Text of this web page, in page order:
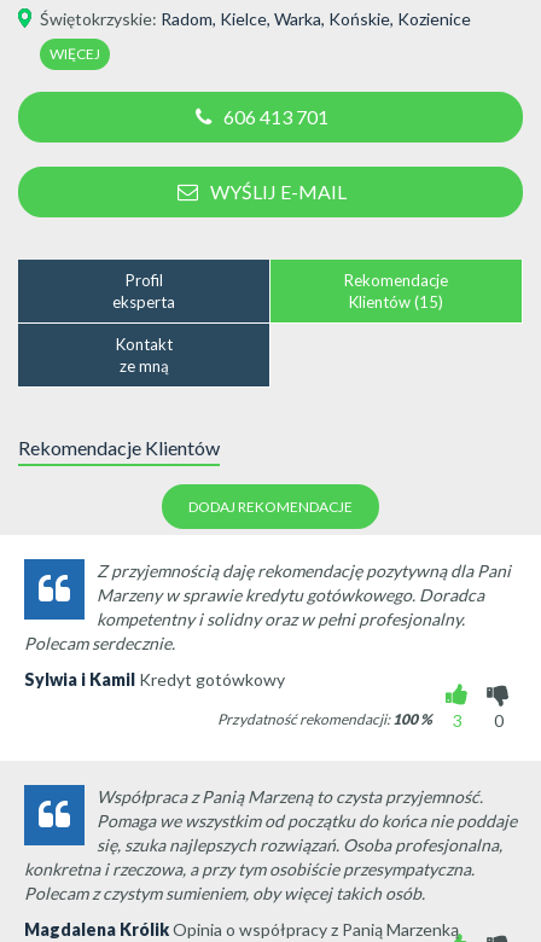
Świętokrzyskie: Radom, Kielce, Warka, Końskie, Kozienice
WIĘCEJ
606 413 701
WYŚLIJ E-MAIL
Profil
eksperta
Rekomendacje
Klientów (15)
Kontakt
ze mną
Rekomendacje Klientów
DODAJ REKOMENDACJE
Z przyjemnością daję rekomendację pozytywną dla Pani
Marzeny w sprawie kredytu gotówkowego. Doradca
kompetentny i solidny oraz w pełni profesjonalny.
Polecam serdecznie.
Sylwia i Kamil Kredyt gotówkowy
3
0
Przydatność rekomendacji:100%
Współpraca z Panią Marzeną to czysta przyjemność.
Pomaga we wszystkim od początku do końca nie poddaje
się, szuka najlepszych rozwiązań. Osoba profesjonalna,
konkretna i rzeczowa, a przy tym osobiście przesympatyczna.
Polecam z czystym sumieniem, oby więcej takich osób.
Magdalena KrólikOpinia o współpracy z Panią Marzenką